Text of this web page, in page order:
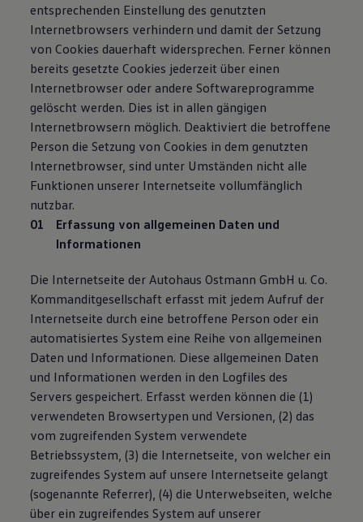
entsprechenden Einstellung des genutzten
Internetbrowsers verhindern und damit der Setzung
von Cookies dauerhaft widersprechen. Ferner können
bereits gesetzte Cookies jederzeit über einen
Internetbrowser oder andere Softwareprogramme
gelöscht werden. Dies ist in allen gängigen
Internetbrowsern möglich. Deaktiviert die betroffene
Person die Setzung von Cookies in dem genutzten
Internetbrowser, sind unter Umständen nicht alle
Funktionen unserer Internetseite vollumfänglich
nutzbar.
Erfassung von allgemeinen Daten und
Informationen
Die Internetseite der Autohaus Ostmann GmbH u. Co.
Kommanditgesellschaft erfasst mit jedem Aufruf der
Internetseite durch eine betroffene Person oder ein
automatisiertes System eine Reihe von allgemeinen
Daten und Informationen. Diese allgemeinen Daten
und Informationen werden in den Logfiles des
Servers gespeichert. Erfasst werden können die (1)
verwendeten Browsertypen und Versionen, (2) das
vom zugreifenden System verwendete
Betriebssystem, (3) die Internetseite, von welcher ein
zugreifendes System auf unsere Internetseite gelangt
(sogenannte Referrer), (4) die Unterwebseiten, welche
über ein zugreifendes System auf unserer